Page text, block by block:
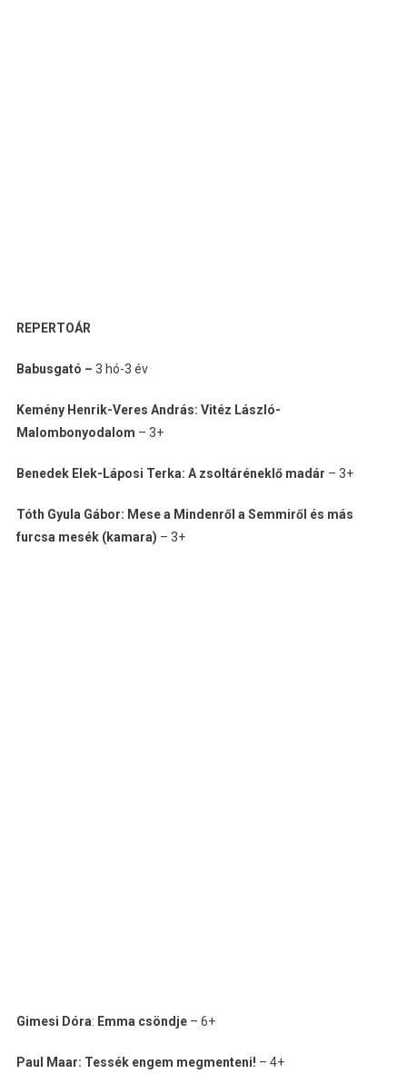
REPERTOÁR
Babusgató – 3 hó-3 év
Kemény Henrik-Veres András: Vitéz László-
Malombonyodalom – 3+
Benedek Elek-Láposi Terka: A zsoltáréneklő madár – 3+
Tóth Gyula Gábor: Mese a Mindenről a Semmiről és más
furcsa mesék (kamara) – 3+
Gimesi Dóra: Emma csöndje – 6+
Paul Maar: Tessék engem megmenteni! – 4+